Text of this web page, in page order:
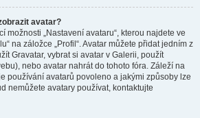
avatar?
možnosti „Nastavení avataru“, kterou najdete ve
na záložce „Profil“. Avatar můžete přidat jedním z
Gravatar, vybrat si avatar v Galerii, použít
nebo avatar nahrát do tohoto fóra. Záleží na
používání avatarů povoleno a jakými způsoby lze
nemůžete avatary používat, kontaktujte